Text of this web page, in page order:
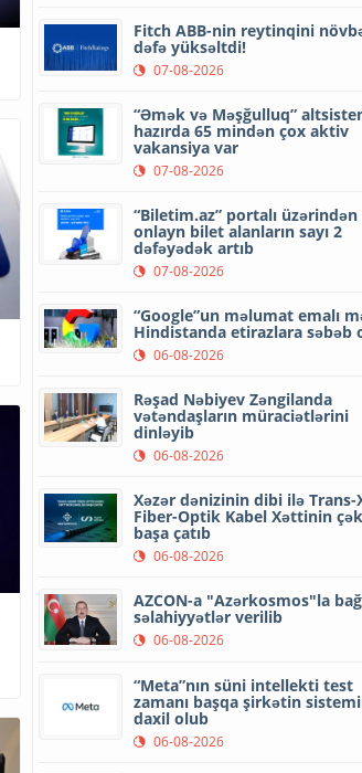
Fitch ABB-nin reytinqini
dəfə yüksəltdi!
07-08-2026
“Əmək və Məşğulluq”
hazırda 65 mindən çox aktiv
vakansiya var
07-08-2026
“Biletim.az” portalı üzərindən
onlayn bilet alanların sayı 2
dəfəyədək artıb
07-08-2026
“Google”un məlumat emalı
Hindistanda etirazlara səbəb
06-08-2026
Rəşad Nəbiyev Zəngilanda
vətəndaşların müraciətlərini
dinləyib
06-08-2026
Xəzər dənizinin dibi ilə Trans-
Fiber-Optik Kabel Xəttinin
başa çatıb
06-08-2026
AZCON-a "Azərkosmos"la
səlahiyyətlər verilib
06-08-2026
“Meta”nın süni intellekti test
zamanı başqa şirkətin
daxil olub
06-08-2026